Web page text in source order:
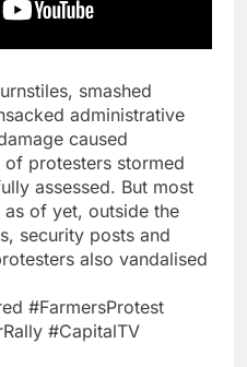
smashed
administrative
caused
protesters stormed
assessed. But most
of yet, outside the
security posts and
also vandalised
#FarmersProtest
#CapitalTV